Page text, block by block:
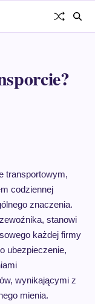
transportowym,
codziennej
znaczenia.
stanowi
każdej firmy
ubezpieczenie,
wynikającymi z
mienia.